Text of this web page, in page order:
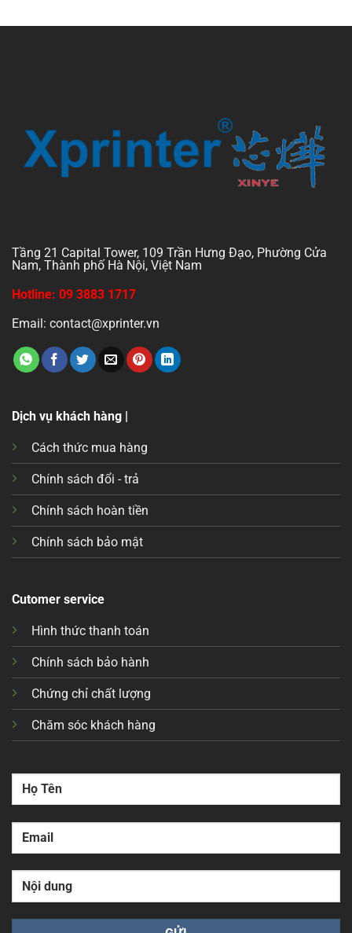
Tầng 21 Capital Tower, 109 Trần Hưng Đạo, Phường Cửa
Nam, Thành phố Hà Nội, Việt Nam
Hotline: 09 3883 1717
Email: contact@xprinter.vn
Dịch vụ khách hàng |
Cách thức mua hàng
Chính sách đổi - trả
Chính sách hoàn tiền
Chính sách bảo mật
Cutomer service
Hình thức thanh toán
Chính sách bảo hành
Chứng chỉ chất lượng
Chăm sóc khách hàng